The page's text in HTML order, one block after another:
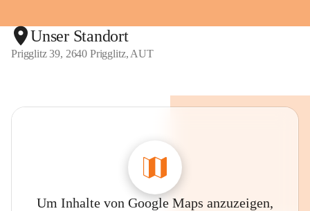
Unser Standort
Prigglitz 39, 2640 Prigglitz, AUT
Um Inhalte von Google Maps anzuzeigen,